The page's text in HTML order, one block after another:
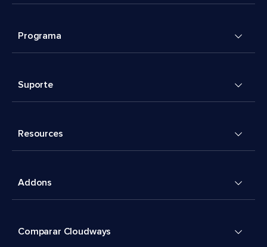
Programa
Suporte
Resources
Addons
Comparar Cloudways